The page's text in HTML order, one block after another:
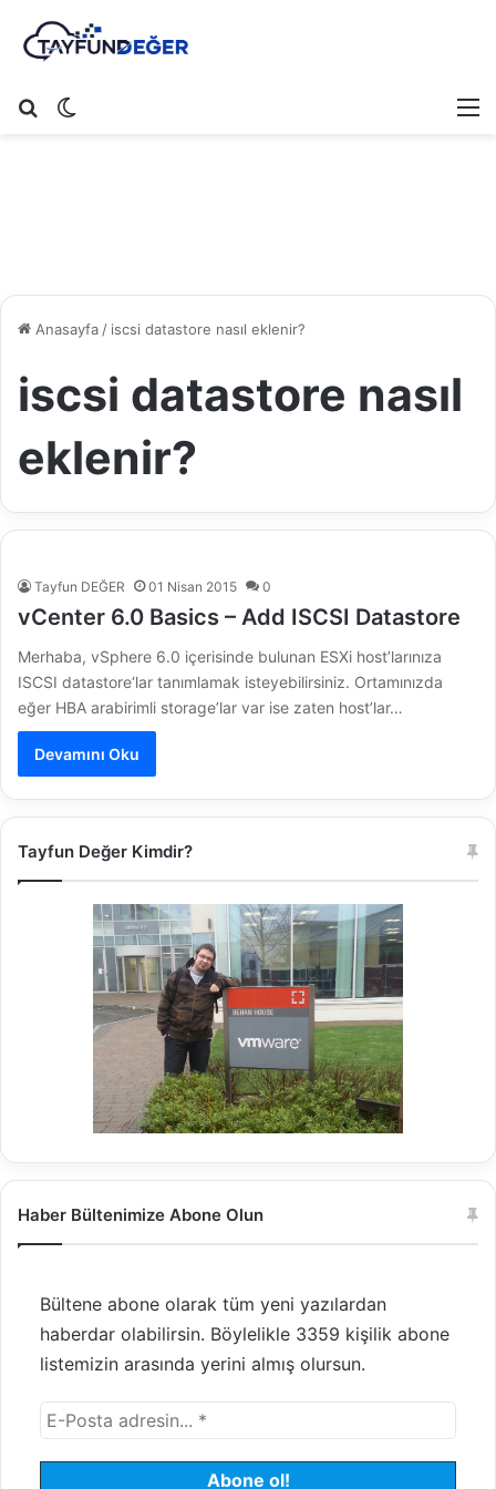
Arama yap ...
Anasayfa/ iscsi datastore nasıl eklenir?
iscsi datastore nasıl
eklenir?
Tayfun DEĞER 01 Nisan 2015 0
vCenter 6.0 Basics – Add ISCSI Datastore
Merhaba, vSphere 6.0 içerisinde bulunan ESXi host’larınıza
ISCSI datastore‘lar tanımlamak isteyebilirsiniz. Ortamınızda
eğer HBA arabirimli storage’lar var ise zaten host’lar…
Devamını Oku
Tayfun Değer Kimdir?
Haber Bültenimize Abone Olun
Bültene abone olarak tüm yeni yazılardan
haberdar olabilirsin. Böylelikle 3359 kişilik abone
listemizin arasında yerini almış olursun.